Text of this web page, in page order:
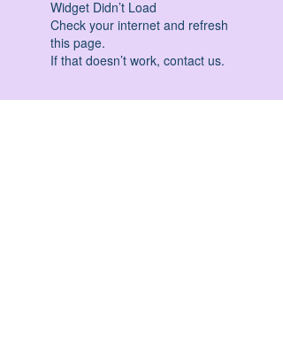
Widget Didn’t Load
Check your internet and refresh
this page.
If that doesn’t work, contact us.